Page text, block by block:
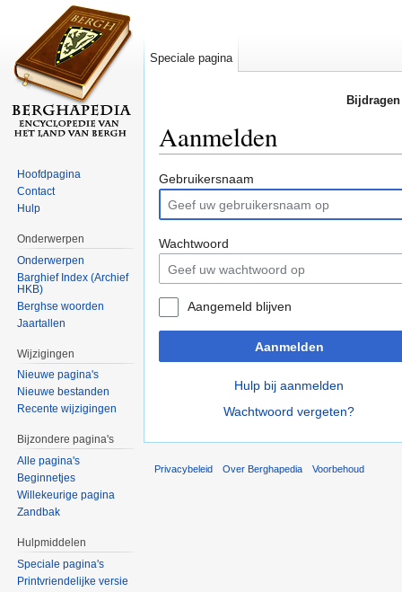
Aanmelden
Gebruikersnaam
Wachtwoord
Aangemeld blijven
Aanmelden
Hulp bij aanmelden
Wachtwoord vergeten?
Speciale pagina
Hoofdpagina
Contact
Hulp
Onderwerpen
Onderwerpen
Barghief Index (Archief
HKB)
Berghse woorden
Jaartallen
Wijzigingen
Nieuwe pagina's
Nieuwe bestanden
Recente wijzigingen
Bijzondere pagina's
Alle pagina's
Beginnetjes
Willekeurige pagina
Zandbak
Hulpmiddelen
Speciale pagina's
Printvriendelijke versie
Privacybeleid Over Berghapedia Voorbehoud